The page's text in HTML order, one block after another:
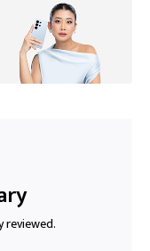
reviewed.